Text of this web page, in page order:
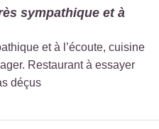
sympathique et à
et à l’écoute, cuisine
Restaurant à essayer
déçus